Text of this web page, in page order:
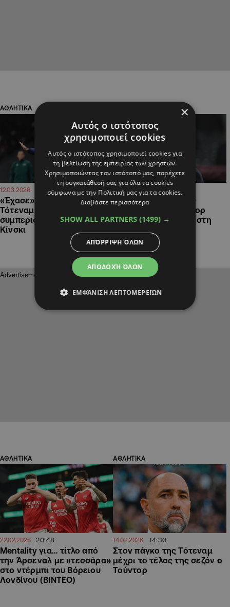
ΑΘΛΗΤΙΚΑ
12.03.2026 11:26
«Έχασε» τους παίκτες της
Τότεναμ ο Τούντορ με τη…
συμπεριφορά του στον
Κίνσκι
07.03.2026
Κάνουν ήδη σκέψεις
απόλυσης του Τούντορ
στην Τότεναμ: Ψηλά στη
ΑΘΛΗΤΙΚΑ
22.02.2026 20:48
Mentality για… τίτλο από
την Άρσεναλ με «τεσσάρα»
στο ντέρμπι του Βόρειου
Λονδίνου (ΒΙΝΤΕΟ)
ΑΘΛΗΤΙΚΑ
14.02.2026 14:30
Στον πάγκο της Τότεναμ
μέχρι το τέλος της σεζόν ο
Τούντορ
×
Αυτός ο ιστότοπος
χρησιμοποιεί cookies
Αυτός ο ιστότοπος χρησιμοποιεί cookies για
τη βελτίωση της εμπειρίας των χρηστών.
Χρησιμοποιώντας τον ιστότοπό μας, παρέχετε
τη συγκατάθεσή σας για όλα τα cookies
σύμφωνα με την Πολιτική μας για τα cookies.
Διαβάστε περισσότερα
SHOW ALL PARTNERS (1499) →
ΑΠΟΔΟΧΉ ΌΛΩΝ
ΑΠΌΡΡΙΨΗ ΌΛΩΝ
ΕΜΦΆΝΙΣΗ ΛΕΠΤΟΜΕΡΕΙΏΝ